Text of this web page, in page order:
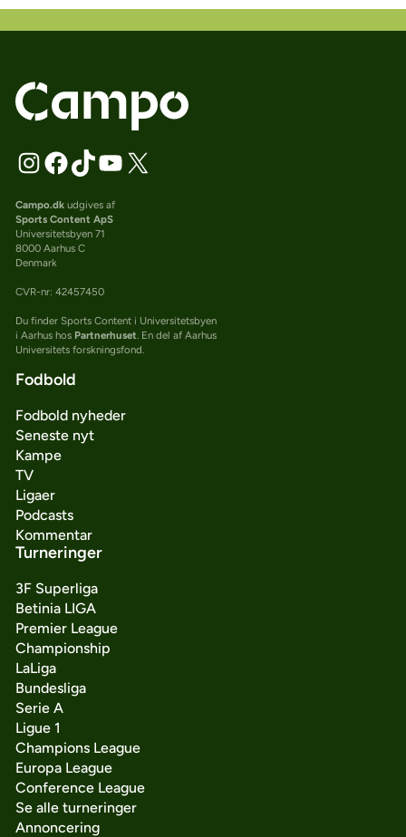
Campo.dkudgives af
Sports Content ApS
Universitetsbyen 71
8000 Aarhus C
Denmark
CVR-nr: 42457450
Du finder Sports Content i Universitetsbyen
i Aarhus hos Partnerhuset. En del af Aarhus
Universitets forskningsfond.
Fodbold
Fodbold nyheder
Seneste nyt
Kampe
TV
Ligaer
Podcasts
Kommentar
Turneringer
3F Superliga
Betinia LIGA
Premier League
Championship
LaLiga
Bundesliga
Serie A
Ligue 1
Champions League
Europa League
Conference League
Se alle turneringer
Annoncering